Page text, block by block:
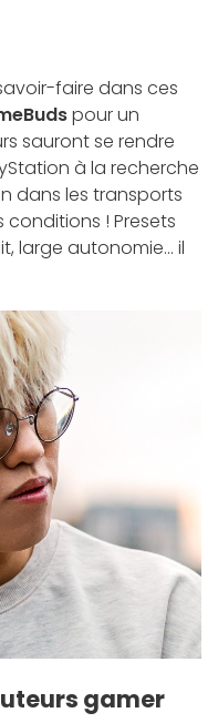
faire dans ces
pour un
sauront se rendre
à la recherche
dans les transports
conditions ! Presets
large autonomie... il
gamer